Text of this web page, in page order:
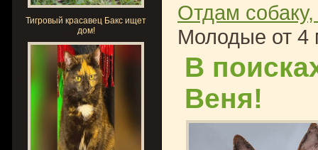
Тигровый красавец Бакс ищет
дом!
Отдам
Молодые от 4
В
Веня!